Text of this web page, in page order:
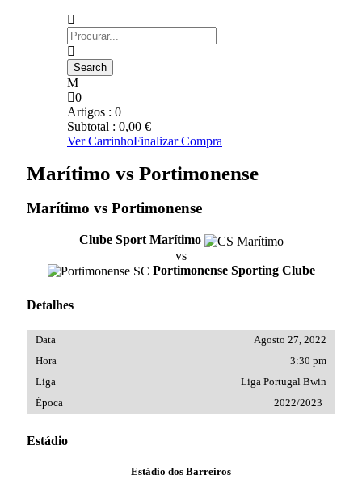
0
Artigos : 0
Subtotal : 0,00 €
Ver CarrinhoFinalizar Compra
Marítimo vs Portimonense
Marítimo vs Portimonense
Clube Sport Marítimo
vs
Portimonense Sporting Clube
Detalhes
Agosto 27, 2022
3:30 pm
Liga Portugal Bwin
2022/2023
Estádio
Estádio dos Barreiros